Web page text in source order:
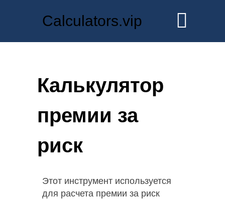
Calculators.vip
Калькулятор
премии за
риск
Этот инструмент используется
для расчета премии за риск